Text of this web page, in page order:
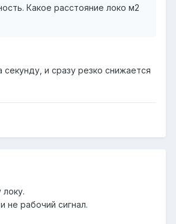
Какое расстояние локо м2
и сразу резко снижается
не рабочий сигнал.